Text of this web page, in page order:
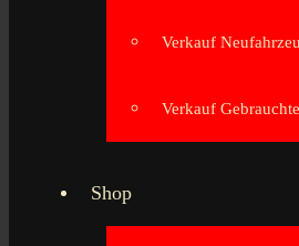
Verkauf
Verkauf Gebrauchte
Shop